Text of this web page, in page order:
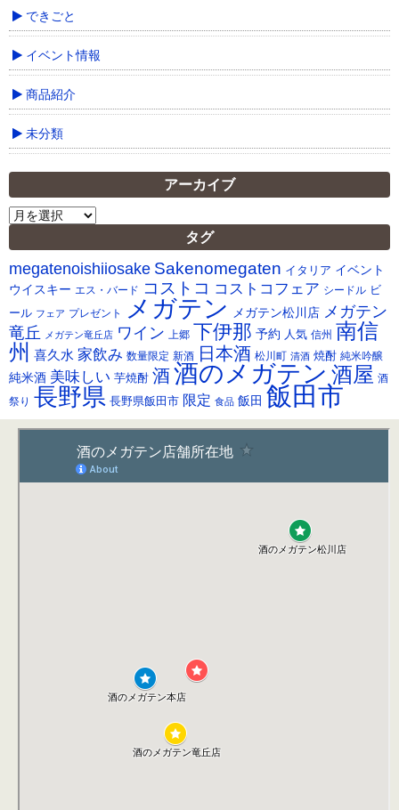
できごと
イベント情報
商品紹介
未分類
アーカイブ
ア
カ
イ
ブ
タグ
megatenoishiiosake Sakenomegaten イタリア イベント
ウイスキー エス・バード コストコ コストコフェア シードル ビ
ール フェア プレゼント メガテン メガテン松川店 メガテン
竜丘
メガテン竜丘店 ワイン 上郷 下伊那 予約 人気 信州 南信
州 喜久水 家飲み 数量限定 新酒 日本酒 松川町 清酒 焼酎 純米吟醸
純米酒 美味しい 芋焼酎 酒酒のメガテン 酒屋 酒
祭り 長野県 長野県飯田市 限定 食品 飯田 飯田市